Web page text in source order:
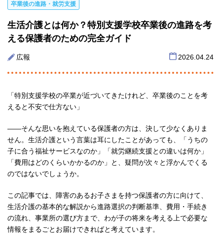
卒業後の進路・就労支援
広報 2026.04.24
生活介護とは何か？特別支援学校卒業後の進路を考
える保護者のための完全ガイド
「特別支援学校の卒業が近づいてきたけれど、卒業後のことを考
えると不安で仕方ない」
——そんな思いを抱えている保護者の方は、決して少なくありま
せん。生活介護という言葉は耳にしたことがあっても、「うちの
子に合う福祉サービスなのか」「就労継続支援との違いは何か」
「費用はどのくらいかかるのか」と、疑問が次々と浮かんでくる
のではないでしょうか。
この記事では、障害のあるお子さまを持つ保護者の方に向けて、
生活介護の基本的な解説から進路選択の判断基準、費用・手続き
の流れ、事業所の選び方まで、わが子の将来を考える上で必要な
情報をまるごとお届けできればと考えています。